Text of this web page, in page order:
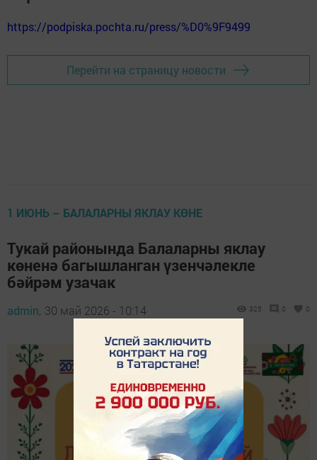
https://podpiska.pochta.ru/press/%D0%9F9499
Перейти на страницу новости
1 ИЮНЬ – БАЛАЛАРНЫ ЯКЛАУ КӨНЕ
Тукай районында Балаларны яклау
көненә багышланган үзенчәлекле
бәйрәм узачак
admin, 30 май 2026 - 10:14 325 0 0